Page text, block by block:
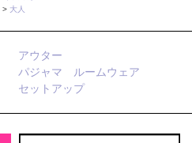
> 大人
アウター
パジャマ ルームウェア
セットアップ